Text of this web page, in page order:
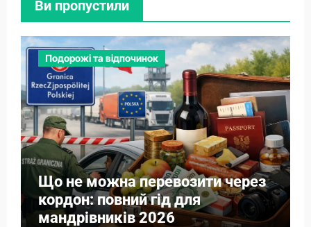
Ви пропустили
Подорожі та відпочинок
Що не можна перевозити через
кордон: повний гід для
мандрівників 2026